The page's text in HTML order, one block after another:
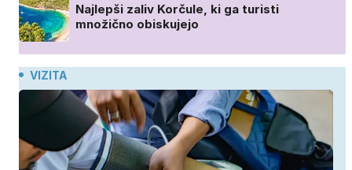
Najlepši zaliv Korčule, ki ga turisti
množično obiskujejo
VIZITA